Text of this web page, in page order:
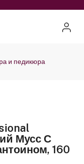
и педикюра
Мусс С
160